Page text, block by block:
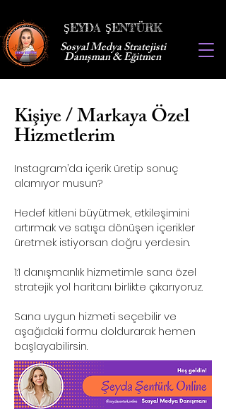
ŞEYDA ŞENTÜRK
Sosyal Medya Stratejisti
Danışman & Eğitmen
Kişiye / Markaya Özel
Hizmetlerim
Instagram’da içerik üretip sonuç
alamıyor musun?
Hedef kitleni büyütmek, etkileşimini
artırmak ve satışa dönüşen içerikler
üretmek istiyorsan doğru yerdesin.
1:1 danışmanlık hizmetimle sana özel
stratejik yol haritanı birlikte çıkarıyoruz.
Sana uygun hizmeti seçebilir ve
aşağıdaki formu doldurarak hemen
başlayabilirsin.